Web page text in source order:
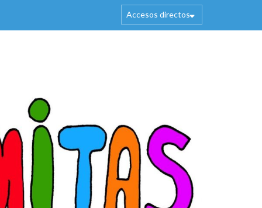
Accesos directos